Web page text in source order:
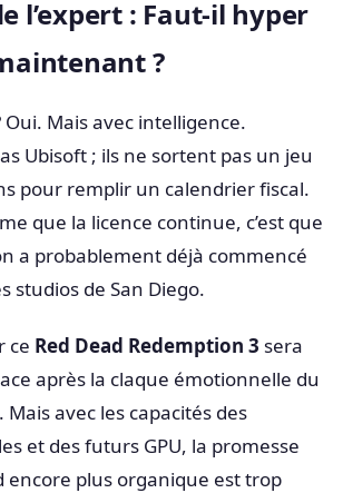
l’expert : Faut-il hyper
?
Mais avec intelligence.
Ubisoft ; ils ne sortent pas un jeu
pour remplir un calendrier fiscal.
que la licence continue, c’est que
a probablement déjà commencé
studios de San Diego.
ce Red Dead Redemption 3 sera
après la claque émotionnelle du
avec les capacités des
et des futurs GPU, la promesse
encore plus organique est trop